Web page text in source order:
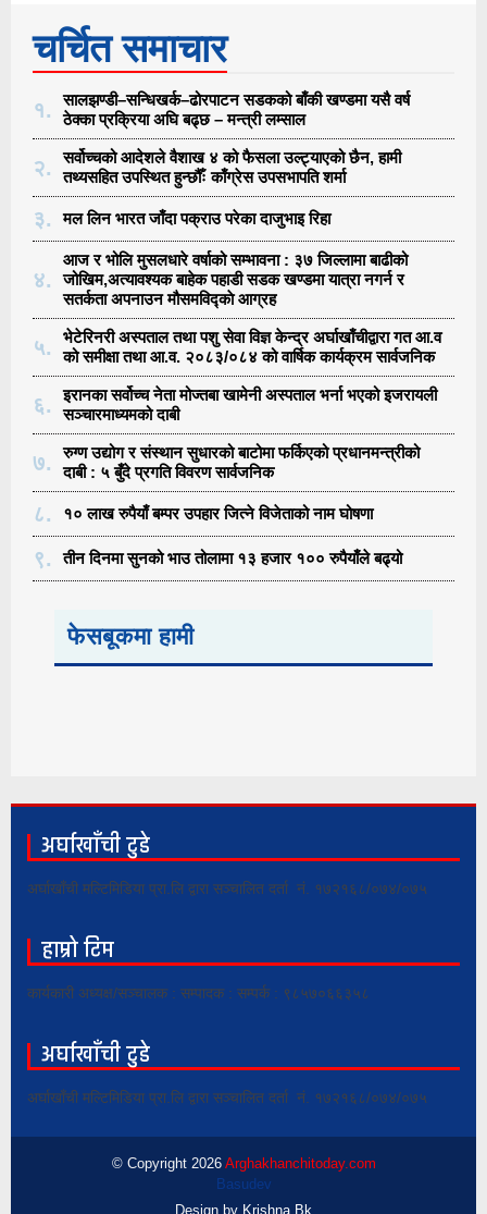
चर्चित समाचार
१.
सालझण्डी–सन्धिखर्क–ढोरपाटन सडकको बाँकी खण्डमा यसै वर्ष
ठेक्का प्रक्रिया अघि बढ्छ – मन्त्री लम्साल
२.
सर्वोच्चको आदेशले वैशाख ४ को फैसला उल्ट्याएको छैन, हामी
तथ्यसहित उपस्थित हुन्छौँः काँग्रेस उपसभापति शर्मा
३. मल लिन भारत जाँदा पक्राउ परेका दाजुभाइ रिहा
४.
आज र भोलि मुसलधारे वर्षाको सम्भावना : ३७ जिल्लामा बाढीको
जोखिम,अत्यावश्यक बाहेक पहाडी सडक खण्डमा यात्रा नगर्न र
सतर्कता अपनाउन मौसमविद्काे आग्रह
५.
भेटेरिनरी अस्पताल तथा पशु सेवा विज्ञ केन्द्र अर्घाखाँचीद्वारा गत आ.व
को समीक्षा तथा आ.व. २०८३/०८४ को वार्षिक कार्यक्रम सार्वजनिक
६.
इरानका सर्वोच्च नेता मोज्तबा खामेनी अस्पताल भर्ना भएको इजरायली
सञ्चारमाध्यमको दाबी
७.
रुग्ण उद्योग र संस्थान सुधारको बाटोमा फर्किएको प्रधानमन्त्रीको
दाबी : ५ बुँदे प्रगति विवरण सार्वजनिक
८. १० लाख रुपैयाँ बम्पर उपहार जित्ने विजेताको नाम घोषणा
९. तीन दिनमा सुनको भाउ तोलामा १३ हजार १०० रुपैयाँले बढ्यो
फेसबूकमा हामी
अर्घाखाँची टुडे
अर्घाखाँची मल्टिमिडिया प्रा.लि द्वारा सञ्चालित दर्ता नं. १७२१६८/०७४/०७५
हाम्रो टिम
कार्यकारी अध्यक्ष/सञ्चालक : सम्पादक : सम्पर्क : ९८५७०६६३५८
अर्घाखाँची टुडे
अर्घाखाँची मल्टिमिडिया प्रा.लि द्वारा सञ्चालित दर्ता नं. १७२१६८/०७४/०७५
© Copyright 2026 Arghakhanchitoday.com
Basudev
Design by Krishna Bk